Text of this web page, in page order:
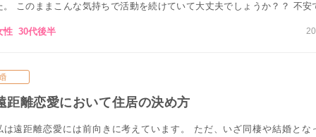
。 このままこんな気持ちで活動を続けていて大丈夫でしょうか？？ 不安
性 30代後半
距離恋愛において住居の決め方
は遠距離恋愛には前向きに考えています。 ただ、いざ同棲や結婚とな